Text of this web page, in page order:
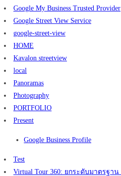
Google My Business Trusted Provider
Google Street View Service
google-street-view
HOME
Kavalon streetview
local
Panoramas
Photography
PORTFOLIO
Present
Google Business Profile
Test
Virtual Tour 360: ยกระดับมาตรฐาน